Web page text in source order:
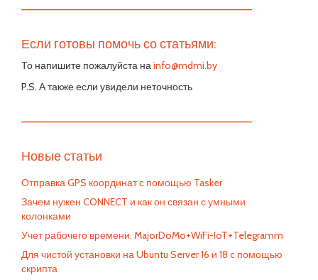
—————————————————————————
Если готовы помочь со статьями:
То напишите пожалуйста на info@mdmi.by
P.S. А также если увидели неточность
—————————————————————————
Новые статьи
Отправка GPS координат с помощью Tasker
Зачем нужен CONNECT и как он связан с умными
колонками
Учет рабочего времени. MajorDoMo+WiFi-IoT+Telegramm
Для чистой установки на Ubuntu Server 16 и 18 c помощью
скрипта